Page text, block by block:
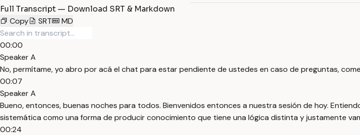
Full Transcript — Download SRT & Markdown
Copy
SRT MD
00:00
Speaker A
No, permítame, yo abro por acá el chat para estar pendiente de ustedes en caso de preguntas,
00:07
Speaker A
Bueno, entonces, buenas noches para todos. Bienvenidos entonces a nuestra sesión de hoy.
sistemática como una forma de producir conocimiento que tiene una lógica distinta y justamente
00:24